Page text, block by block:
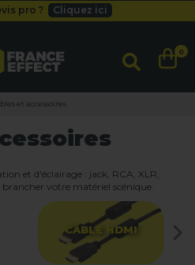
pro ?
Cliquez ici
pro ? Cliquez ici
gratuite dès 49
0
et accessoires
et d'éclairage : jack, RCA, XLR,
votre matériel scénique.
CÂBLE HDMI